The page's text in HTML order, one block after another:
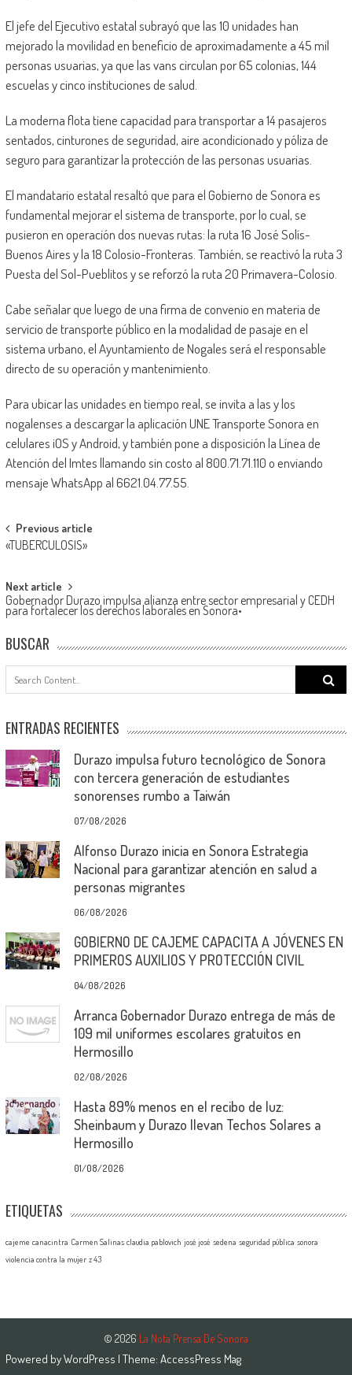
El jefe del Ejecutivo estatal subrayó que las 10 unidades han
mejorado la movilidad en beneficio de aproximadamente a 45 mil
personas usuarias, ya que las vans circulan por 65 colonias, 144
escuelas y cinco instituciones de salud.
La moderna flota tiene capacidad para transportar a 14 pasajeros
sentados, cinturones de seguridad, aire acondicionado y póliza de
seguro para garantizar la protección de las personas usuarias.
El mandatario estatal resaltó que para el Gobierno de Sonora es
fundamental mejorar el sistema de transporte, por lo cual, se
pusieron en operación dos nuevas rutas: la ruta 16 José Solís-
Buenos Aires y la 18 Colosio-Fronteras. También, se reactivó la ruta 3
Puesta del Sol-Pueblitos y se reforzó la ruta 20 Primavera-Colosio.
Cabe señalar que luego de una firma de convenio en materia de
servicio de transporte público en la modalidad de pasaje en el
sistema urbano, el Ayuntamiento de Nogales será el responsable
directo de su operación y mantenimiento.
Para ubicar las unidades en tiempo real, se invita a las y los
nogalenses a descargar la aplicación UNE Transporte Sonora en
celulares iOS y Android, y también pone a disposición la Línea de
Atención del Imtes llamando sin costo al 800.71.71.110 o enviando
mensaje WhatsApp al 6621.04.77.55.
Post
navigation
Previous article
«TUBERCULOSIS»
Next article
Gobernador Durazo impulsa alianza entre sector empresarial y CEDH
para fortalecer los derechos laborales en Sonora•
BUSCAR
Search
for:
ENTRADAS RECIENTES
Durazo impulsa futuro tecnológico de Sonora
con tercera generación de estudiantes
sonorenses rumbo a Taiwán
07/08/2026
Alfonso Durazo inicia en Sonora Estrategia
Nacional para garantizar atención en salud a
personas migrantes
06/08/2026
GOBIERNO DE CAJEME CAPACITA A JÓVENES EN
PRIMEROS AUXILIOS Y PROTECCIÓN CIVIL
04/08/2026
Arranca Gobernador Durazo entrega de más de
109 mil uniformes escolares gratuitos en
Hermosillo
02/08/2026
Hasta 89% menos en el recibo de luz:
Sheinbaum y Durazo llevan Techos Solares a
Hermosillo
01/08/2026
ETIQUETAS
cajeme canacintra Carmen Salinas claudia pablovich josé josé sedena seguridad pública sonora
violencia contra la mujer z 43
© 2026 La Nota Prensa De Sonora
Powered byWordPress | Theme: AccessPress Mag